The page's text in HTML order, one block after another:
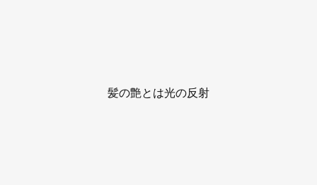
髪の艶とは光の反射